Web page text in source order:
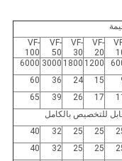
VF-
20
VF-
30
VF-
50
VF-
100
1200
1800
3000
6000
15
24
36
60
17
26
39
65
للتخصيص بالكامل
25
25
32
40
25
25
32
40